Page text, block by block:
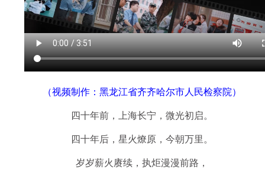
（视频制作：黑龙江省齐齐哈尔市人民检察院）
四十年前，上海长宁，微光初启。
四十年后，星火燎原，今朝万里。
岁岁薪火赓续，执炬漫漫前路，